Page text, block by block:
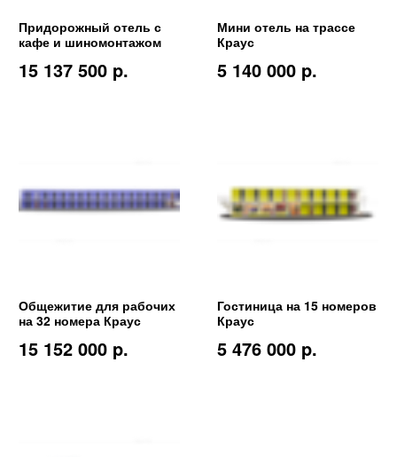
Придорожный отель с
кафе и шиномонтажом
15 137 500 p.
Мини отель на трассе
Краус
5 140 000 p.
Общежитие для рабочих
на 32 номера Краус
15 152 000 p.
Гостиница на 15 номеров
Краус
5 476 000 p.